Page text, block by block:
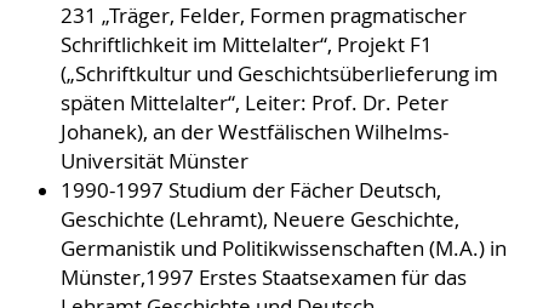
231 „Träger, Felder, Formen pragmatischer
Schriftlichkeit im Mittelalter“, Projekt F1
(„Schriftkultur und Geschichtsüberlieferung im
späten Mittelalter“, Leiter: Prof. Dr. Peter
Johanek), an der Westfälischen Wilhelms-
Universität Münster
1990-1997 Studium der Fächer Deutsch,
Geschichte (Lehramt), Neuere Geschichte,
Germanistik und Politikwissenschaften (M.A.) in
Münster,1997 Erstes Staatsexamen für das